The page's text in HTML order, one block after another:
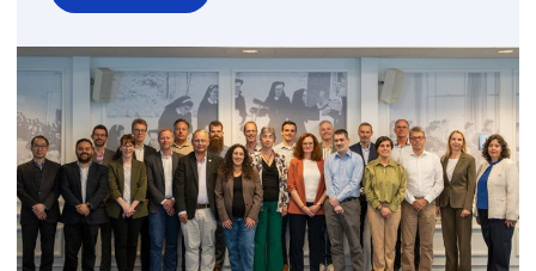
over
Minder
microplastics
en
meer
rendement
in
plastic
recycling